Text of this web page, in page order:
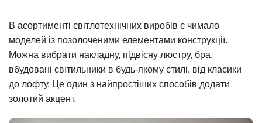
В асортименті світлотехнічних виробів є чимало
моделей із позолоченими елементами конструкції.
Можна вибрати накладну, підвісну люстру, бра,
вбудовані світильники в будь-якому стилі, від класики
до лофту. Це один з найпростіших способів додати
золотий акцент.